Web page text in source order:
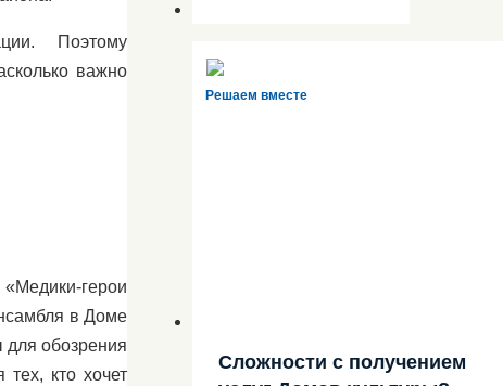
Поэтому
важно
герои
в Доме
для обозрения
кто хочет
Решаем вместе
Сложности с получением